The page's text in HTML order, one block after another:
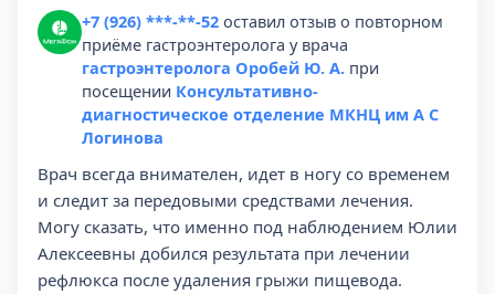
+7 (926) ***-**-52 оставил отзыв о повторном
приёме гастроэнтеролога у врача
гастроэнтеролога Оробей Ю. А. при
посещении Консультативно-
диагностическое отделение МКНЦ им А С
Логинова
Врач всегда внимателен, идет в ногу со временем
и следит за передовыми средствами лечения.
Могу сказать, что именно под наблюдением Юлии
Алексеевны добился результата при лечении
рефлюкса после удаления грыжи пищевода.